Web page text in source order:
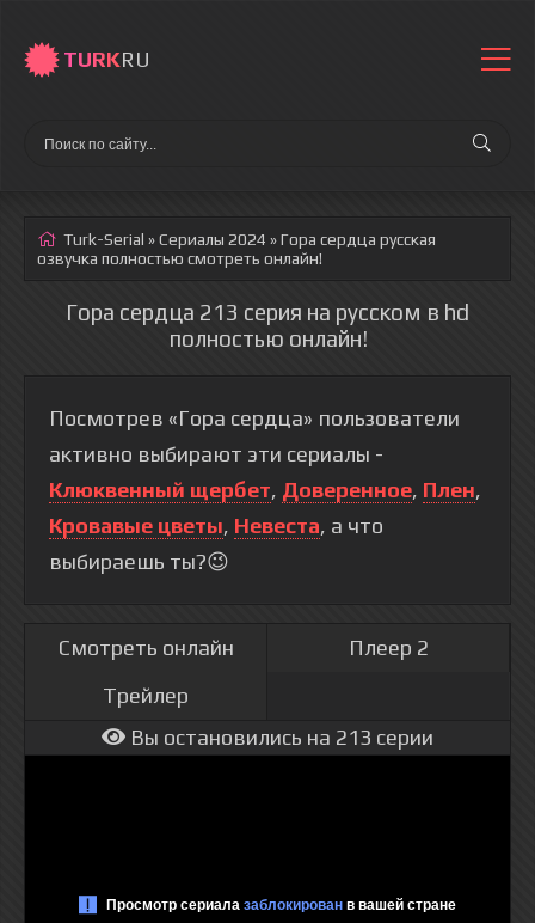
TURKRU
Turk-Serial »Сериалы 2024 » Гора сердца русская
озвучка полностью смотреть онлайн!
Гора сердца 213 серия на русском в hd
полностью онлайн!
Посмотрев «Гора сердца» пользователи
активно выбирают эти сериалы -
Клюквенный щербет, Доверенное, Плен,
Кровавые цветы, Невеста, а что
выбираешь ты?😉
Смотреть онлайн
Плеер 2
Трейлер
Вы остановились на 213 серии